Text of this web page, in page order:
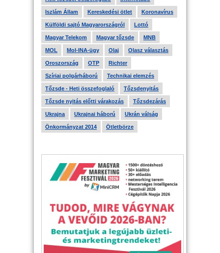
Iszlám Állam Kereskedési ötlet Koronavírus
Külföldi sajtó Magyarországról Lottó
Magyar Telekom Magyar tőzsde MNB
MOL Mol-INA-ügy Olaj Olasz választás
Oroszország OTP Richter
Szíriai polgárháború Technikai elemzés
Tőzsde - Heti összefoglaló Tőzsdenyitás
Tőzsde nyitás előtti várakozás Tőzsdezárás
Ukrajna Ukrajnai háború Ukrán válság
Önkormányzat 2014 Ötletbörze